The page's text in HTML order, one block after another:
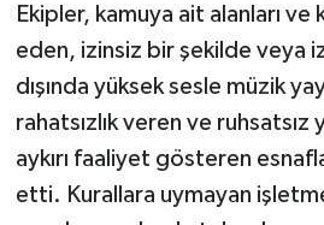
Ekipler, kamuya ait alanları ve
eden, izinsiz bir şekilde veya
dışında yüksek sesle müzik
rahatsızlık veren ve ruhsatsız
aykırı faaliyet gösteren
etti. Kurallara uymayan